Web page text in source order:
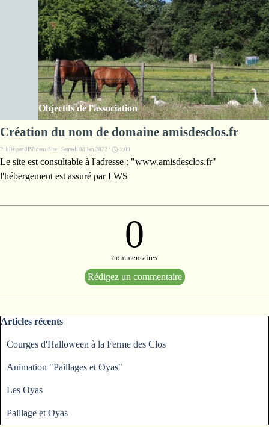
Aller au contenu
Les Amis de la ferme des Clos
Sauter le menu
Objectifs de l'association
Création du nom de domaine amisdesclos.fr
Publié par JPP dans Site · Samedi 08 Jan 2022 · 1:00
Le site est consultable à l'adresse : "www.amisdesclos.fr"
l'hébergement est assuré par LWS
0
commentaires
Sauter le bloc Articles récents
Articles récents
Courges d'Halloween à la Ferme des Clos
Animation "Paillages et Oyas"
Les Oyas
Paillage et Oyas